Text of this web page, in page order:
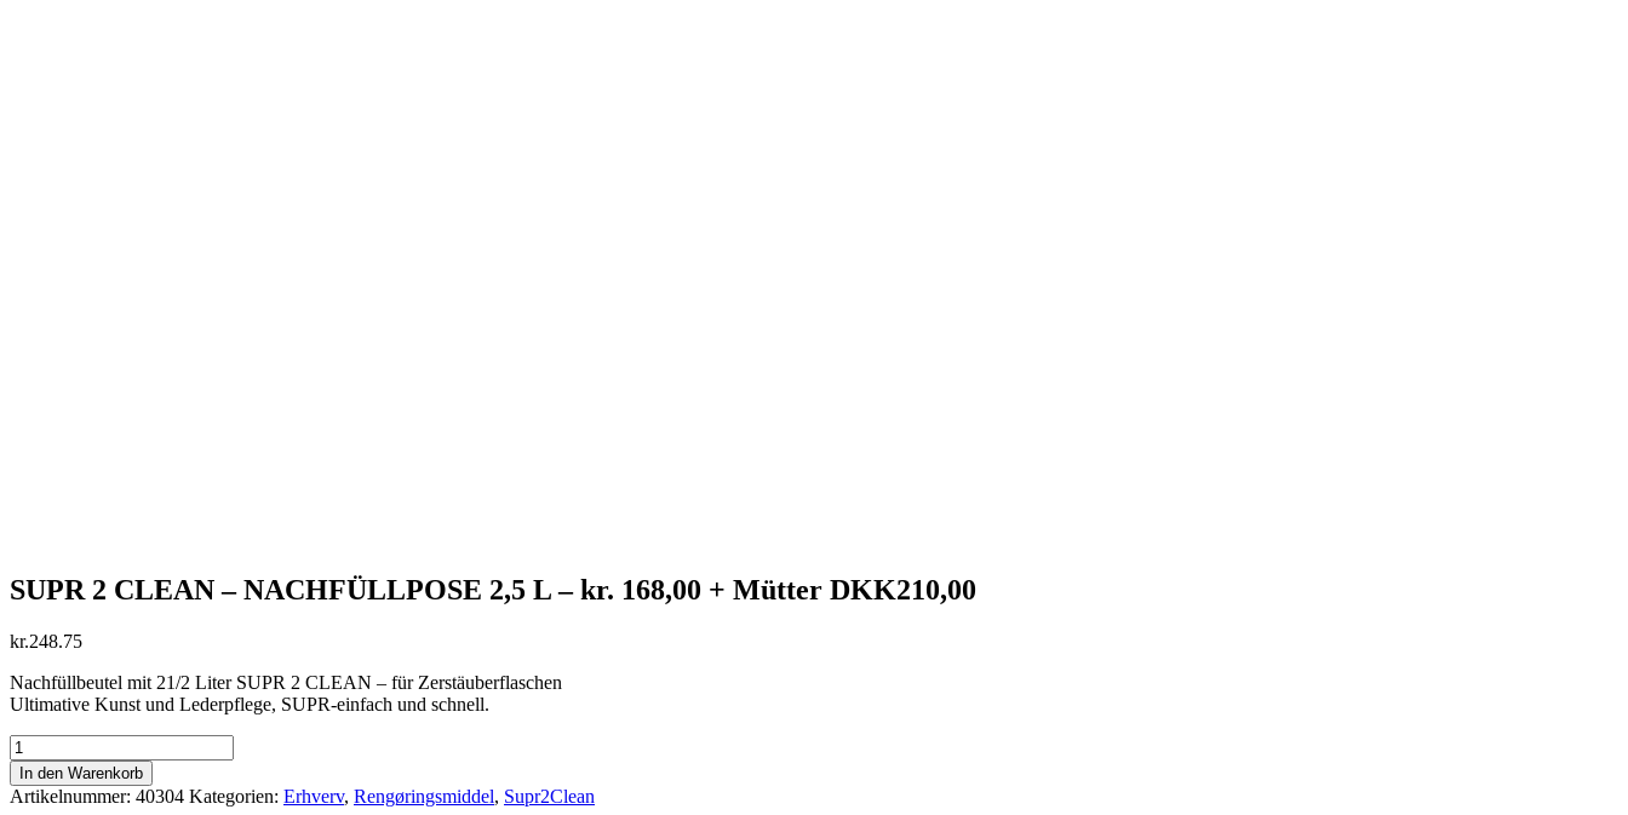
SUPR 2 CLEAN – NACHFÜLLPOSE 2,5 L – kr. 168,00 + Mütter DKK210,00
kr.248.75
Nachfüllbeutel mit 21/2 Liter SUPR 2 CLEAN – für Zerstäuberflaschen
Ultimative Kunst und Lederpflege, SUPR-einfach und schnell.
SUPR
2
CLEAN
-
In den Warenkorb
Artikelnummer: 40304 Kategorien: Erhverv, Rengøringsmiddel, Supr2Clean